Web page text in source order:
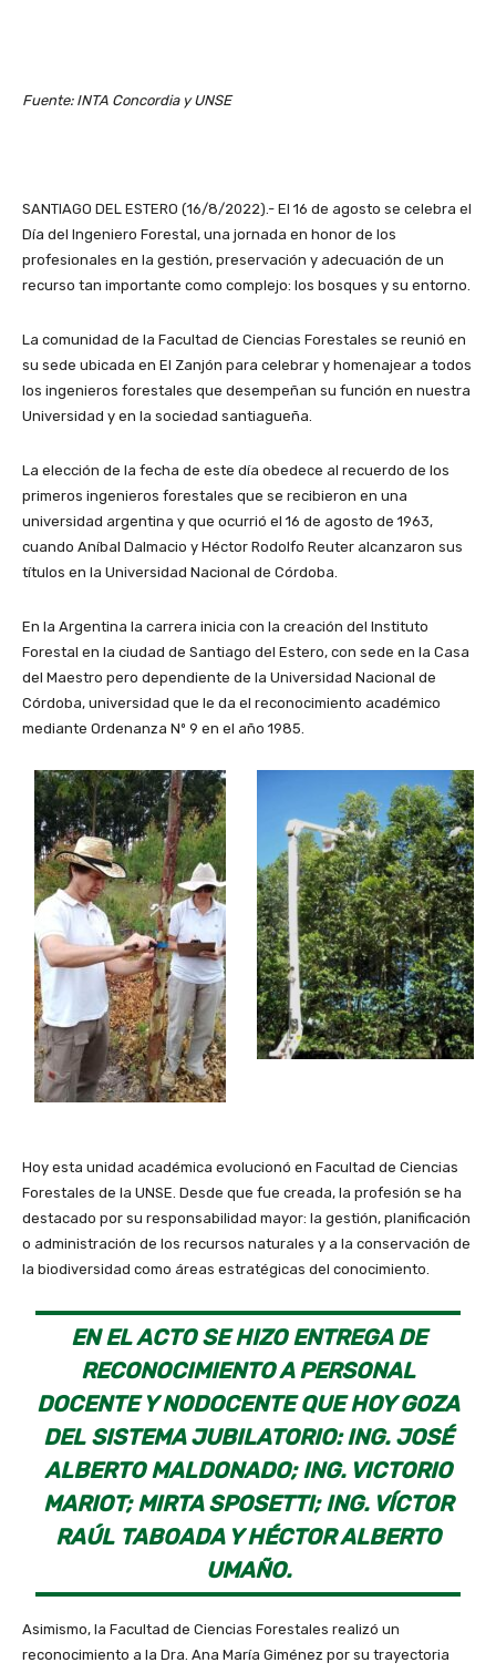
Fuente: INTA Concordia y UNSE
SANTIAGO DEL ESTERO (16/8/2022).- El 16 de agosto se celebra el
Día del Ingeniero Forestal, una jornada en honor de los
profesionales en la gestión, preservación y adecuación de un
recurso tan importante como complejo: los bosques y su entorno.
La comunidad de la Facultad de Ciencias Forestales se reunió en
su sede ubicada en El Zanjón para celebrar y homenajear a todos
los ingenieros forestales que desempeñan su función en nuestra
Universidad y en la sociedad santiagueña.
La elección de la fecha de este día obedece al recuerdo de los
primeros ingenieros forestales que se recibieron en una
universidad argentina y que ocurrió el 16 de agosto de 1963,
cuando Aníbal Dalmacio y Héctor Rodolfo Reuter alcanzaron sus
títulos en la Universidad Nacional de Córdoba.
En la Argentina la carrera inicia con la creación del Instituto
Forestal en la ciudad de Santiago del Estero, con sede en la Casa
del Maestro pero dependiente de la Universidad Nacional de
Córdoba, universidad que le da el reconocimiento académico
mediante Ordenanza Nº 9 en el año 1985.
Hoy esta unidad académica evolucionó en Facultad de Ciencias
Forestales de la UNSE. Desde que fue creada, la profesión se ha
destacado por su responsabilidad mayor: la gestión, planificación
o administración de los recursos naturales y a la conservación de
la biodiversidad como áreas estratégicas del conocimiento.
EN EL ACTO SE HIZO ENTREGA DE
RECONOCIMIENTO A PERSONAL
DOCENTE Y NODOCENTE QUE HOY GOZA
DEL SISTEMA JUBILATORIO: ING. JOSÉ
ALBERTO MALDONADO; ING. VICTORIO
MARIOT; MIRTA SPOSETTI; ING. VÍCTOR
RAÚL TABOADA Y HÉCTOR ALBERTO
UMAÑO.
Asimismo, la Facultad de Ciencias Forestales realizó un
reconocimiento a la Dra. Ana María Giménez por su trayectoria